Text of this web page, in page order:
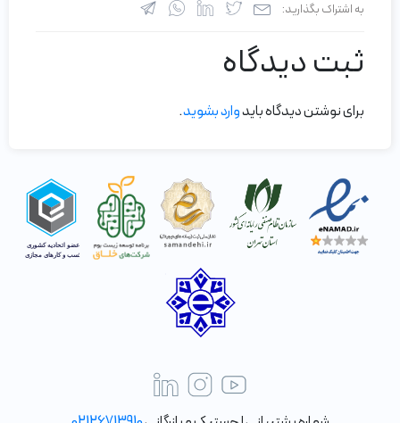
به اشتراک بگذارید:
ثبت دیدگاه
برای نوشتن دیدگاه بایدوارد بشوید.